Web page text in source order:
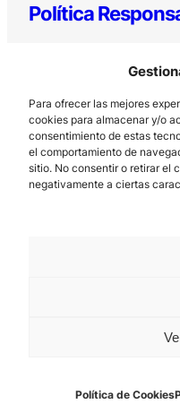
Para ofrecer las mejores
cookies para almacenar y/o
consentimiento de estas
el comportamiento de
sitio. No consentir o retirar el
negativamente a ciertas
Política de Cookies
Política
Los Prados, 121 – 33203
985 185 577 –